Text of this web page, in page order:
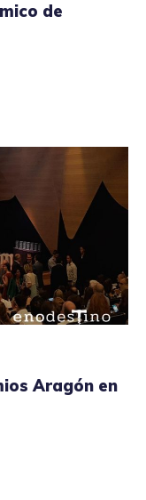
de
Aragón en